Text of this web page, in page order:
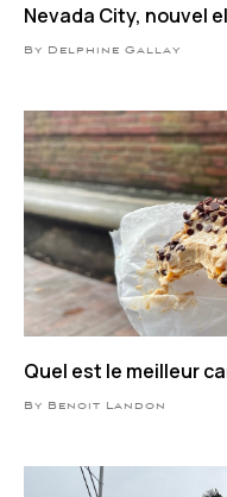
Nevada City, nouvel
By Delphine Gallay
Quel est le meilleur
By Benoit Landon